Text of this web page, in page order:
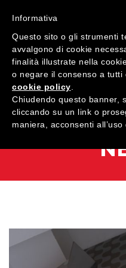
MENU
HOME
QUALITÀ
Finestre
SHOWROOM
ARREDI SU MISURA
Informativa
Questo sito o gli strumenti
avvalgono di cookie
finalità illustrate nella
o negare il consenso a tutti
cookie policy
Chiudendo questo banner,
cliccando su un link o
maniera, acconsenti all’uso